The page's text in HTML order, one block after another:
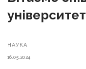
НАУКА
16.05.2024